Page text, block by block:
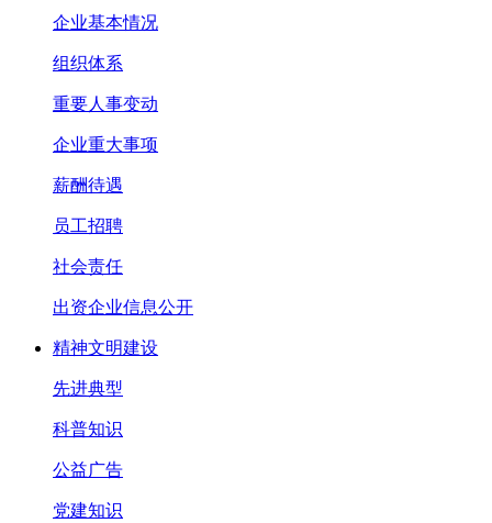
企业基本情况
组织体系
重要人事变动
企业重大事项
薪酬待遇
员工招聘
社会责任
出资企业信息公开
精神文明建设
先进典型
科普知识
公益广告
党建知识